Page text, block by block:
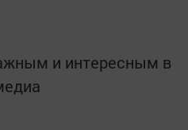
и интересным в